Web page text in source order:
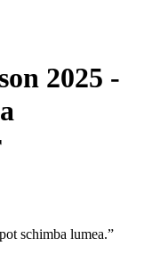
2025 -
schimba lumea.”